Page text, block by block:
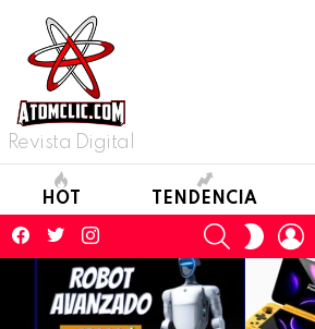
Revista Digital
HOT TENDENCIA
YouTubeFacebook
TwitterInstagram SEARCH
SKIN